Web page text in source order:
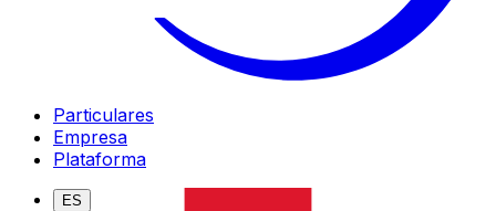
Particulares
Empresa
Plataforma
ES